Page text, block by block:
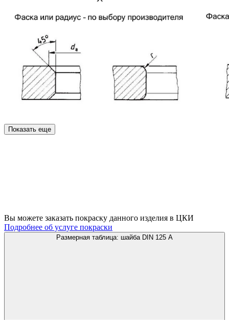
Показать еще
Вы можете заказать покраску данного изделия в ЦКИ
Подробнее об услуге покраски
Размерная таблица: шайба DIN 125 A